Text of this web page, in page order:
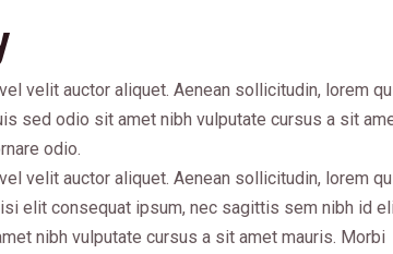
velit auctor aliquet. Aenean sollicitudin, lorem
sed odio sit amet nibh vulputate cursus a sit
odio.
velit auctor aliquet. Aenean sollicitudin, lorem
elit consequat ipsum, nec sagittis sem nibh id
nibh vulputate cursus a sit amet mauris. Morbi